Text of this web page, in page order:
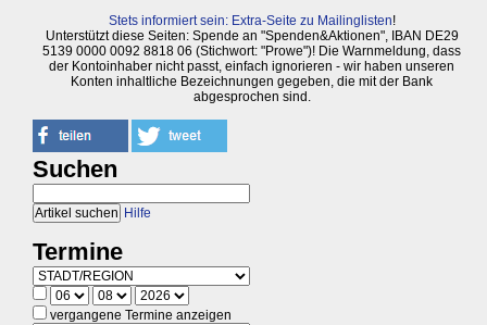
Stets informiert sein: Extra-Seite zu Mailinglisten!
Unterstützt diese Seiten: Spende an "Spenden&Aktionen", IBAN DE29
5139 0000 0092 8818 06 (Stichwort: "Prowe")! Die Warnmeldung, dass
der Kontoinhaber nicht passt, einfach ignorieren - wir haben unseren
Konten inhaltliche Bezeichnungen gegeben, die mit der Bank
abgesprochen sind.
Suchen
Hilfe
Termine
vergangene Termine anzeigen